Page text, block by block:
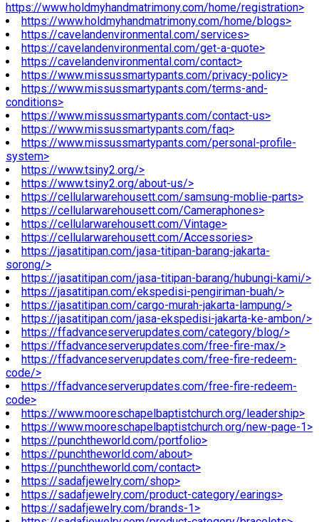
https://www.holdmyhandmatrimony.com/home/registration>
https://www.holdmyhandmatrimony.com/home/blogs>
https://cavelandenvironmental.com/services>
https://cavelandenvironmental.com/get-a-quote>
https://cavelandenvironmental.com/contact>
https://www.missussmartypants.com/privacy-policy>
https://www.missussmartypants.com/terms-and-
conditions>
https://www.missussmartypants.com/contact-us>
https://www.missussmartypants.com/faq>
https://www.missussmartypants.com/personal-profile-
system>
https://www.tsiny2.org/>
https://www.tsiny2.org/about-us/>
https://cellularwarehousett.com/samsung-moblie-parts>
https://cellularwarehousett.com/Cameraphones>
https://cellularwarehousett.com/Vintage>
https://cellularwarehousett.com/Accessories>
https://jasatitipan.com/jasa-titipan-barang-jakarta-
sorong/>
https://jasatitipan.com/jasa-titipan-barang/hubungi-kami/>
https://jasatitipan.com/ekspedisi-pengiriman-buah/>
https://jasatitipan.com/cargo-murah-jakarta-lampung/>
https://jasatitipan.com/jasa-ekspedisi-jakarta-ke-ambon/>
https://ffadvanceserverupdates.com/category/blog/>
https://ffadvanceserverupdates.com/free-fire-max/>
https://ffadvanceserverupdates.com/free-fire-redeem-
code/>
https://ffadvanceserverupdates.com/free-fire-redeem-
code>
https://www.mooreschapelbaptistchurch.org/leadership>
https://www.mooreschapelbaptistchurch.org/new-page-1>
https://punchtheworld.com/portfolio>
https://punchtheworld.com/about>
https://punchtheworld.com/contact>
https://sadafjewelry.com/shop>
https://sadafjewelry.com/product-category/earings>
https://sadafjewelry.com/brands-1>